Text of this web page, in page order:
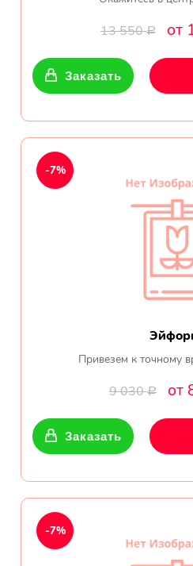
13 550Р от
Заказать
Привезем к точному
9 030Р от
-7%
Заказать
-7%